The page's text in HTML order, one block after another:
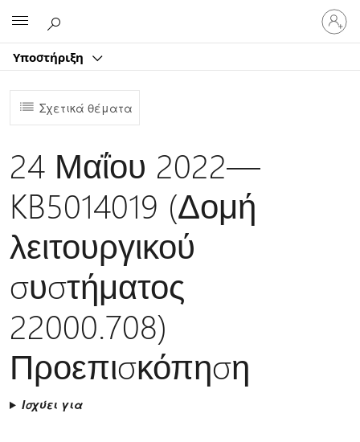
Υποστήριξη
Είσοδος
στον
Σχετικά θέματα
24 Μαΐου 2022—
KB5014019 (Δομή
λειτουργικού
συστήματος
22000.708)
Προεπισκόπηση
Ισχύει για